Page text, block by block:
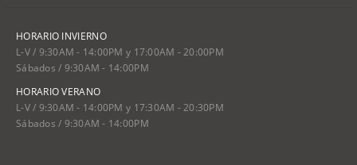
HORARIO INVIERNO
L-V / 9:30AM - 14:00PM y 17:00AM - 20:00PM
Sábados / 9:30AM - 14:00PM
HORARIO VERANO
L-V / 9:30AM - 14:00PM y 17:30AM - 20:30PM
Sábados / 9:30AM - 14:00PM